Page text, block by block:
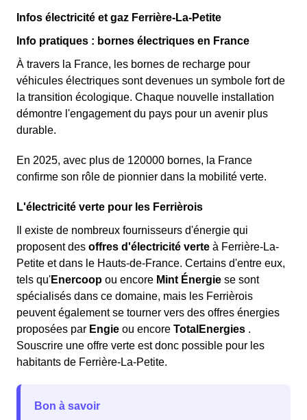
Infos électricité et gaz Ferrière-La-Petite
Info pratiques : bornes électriques en France
À travers la France, les bornes de recharge pour
véhicules électriques sont devenues un symbole fort de
la transition écologique. Chaque nouvelle installation
démontre l'engagement du pays pour un avenir plus
durable.
En 2025, avec plus de 120000 bornes, la France
confirme son rôle de pionnier dans la mobilité verte.
L'électricité verte pour les Ferrièrois
Il existe de nombreux fournisseurs d'énergie qui
proposent des offres d'électricité verte à Ferrière-La-
Petite et dans le Hauts-de-France. Certains d'entre eux,
tels qu'Enercoop ou encore Mint Énergie se sont
spécialisés dans ce domaine, mais les Ferrièrois
peuvent également se tourner vers des offres énergies
proposées par Engie ou encore TotalEnergies .
Souscrire une offre verte est donc possible pour les
habitants de Ferrière-La-Petite.
Bon à savoir